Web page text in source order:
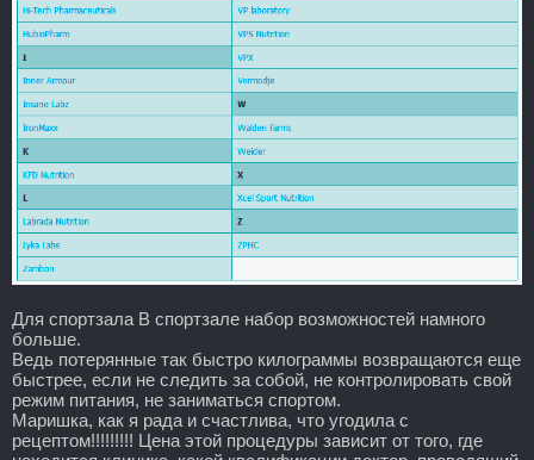
Для спортзала В спортзале набор возможностей намного
больше.
Ведь потерянные так быстро килограммы возвращаются еще
быстрее, если не следить за собой, не контролировать свой
режим питания, не заниматься спортом.
Маришка, как я рада и счастлива, что угодила с
рецептом!!!!!!!!! Цена этой процедуры зависит от того, где